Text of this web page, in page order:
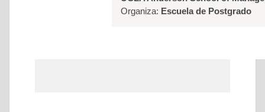
Organiza: Escuela de Postgrado